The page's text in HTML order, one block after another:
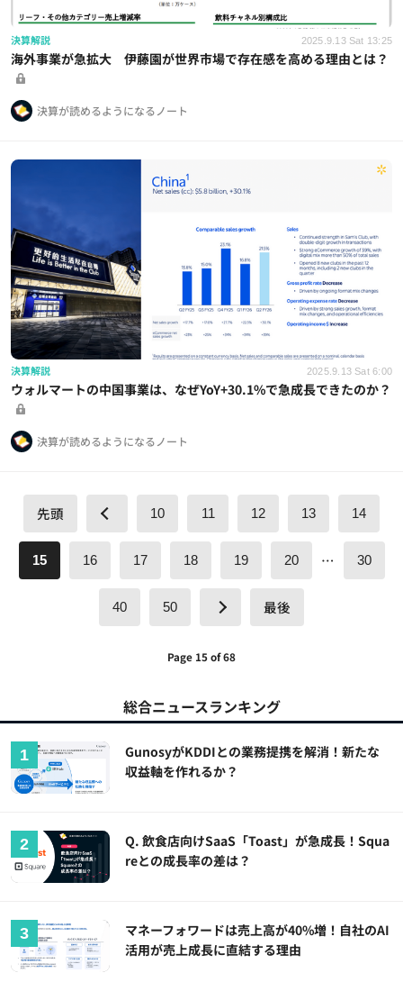
決算解説 2025.9.13 Sat 13:25
海外事業が急拡大 伊藤園が世界市場で存在感を高める理由とは？
決算が読めるようになるノート
決算解説 2025.9.13 Sat 6:00
ウォルマートの中国事業は、なぜYoY+30.1%で急成長できたのか？
決算が読めるようになるノート
先頭 10 11 12 13 14
15 16 17 18 19 20 … 30
40 50 最後
Page 15 of 68
総合ニュースランキング
GunosyがKDDIとの業務提携を解消！新たな
収益軸を作れるか？
Q. 飲食店向けSaaS「Toast」が急成長！Squa
reとの成長率の差は？
マネーフォワードは売上高が40%増！自社のAI
活用が売上成長に直結する理由